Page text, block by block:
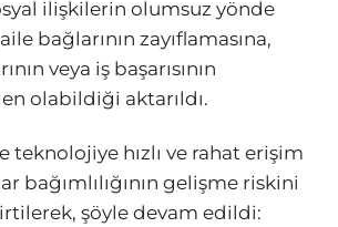
ilişkilerin olumsuz yönde
bağlarının zayıflamasına,
veya iş başarısının
olabildiği aktarıldı.
teknolojiye hızlı ve rahat erişim
bağımlılığının gelişme riskini
şöyle devam edildi: